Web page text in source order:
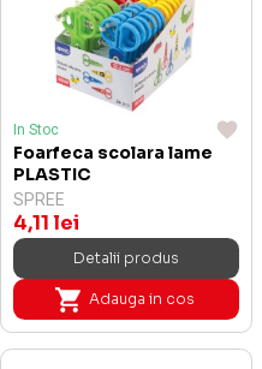
In Stoc
Foarfeca scolara lame
PLASTIC
SPREE
4,11 lei
Detalii produs
Adauga in cos